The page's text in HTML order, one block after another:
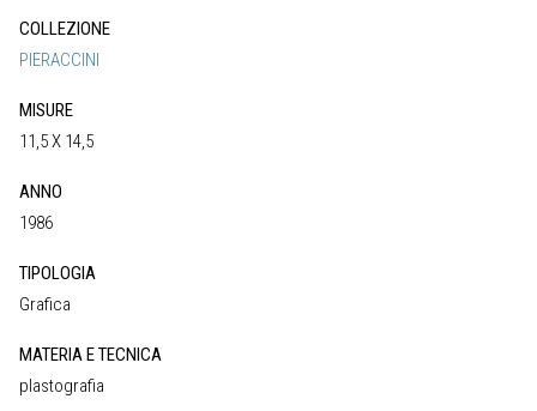
COLLEZIONE
PIERACCINI
MISURE
11,5 X 14,5
ANNO
1986
TIPOLOGIA
Grafica
MATERIA E TECNICA
plastografia